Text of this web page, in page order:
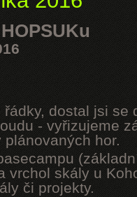
dostal jsi se
- vyřizujeme
hor.
vrchol skály u
či projekty.